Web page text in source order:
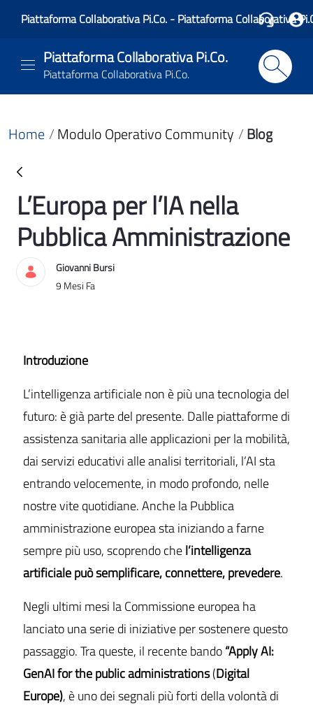
Piattaforma Collaborativa Pi.Co. - Piattaforma Collaborativa
Piattaforma Collaborativa Pi.Co.
Piattaforma Collaborativa Pi.Co.
Home Modulo Operativo Community Blog
BlogL’Europa per l’IA nella
Pubblica Amministrazione
Giovanni Bursi
Data di Pubblicazione
9 Mesi Fa
Introduzione
L’intelligenza artificiale non è più una tecnologia del
futuro: è già parte del presente. Dalle piattaforme di
assistenza sanitaria alle applicazioni per la mobilità,
dai servizi educativi alle analisi territoriali, l’AI sta
entrando velocemente, in modo profondo, nelle
nostre vite quotidiane. Anche la Pubblica
amministrazione europea sta iniziando a farne
sempre più uso, scoprendo chel’intelligenza
artificiale può semplificare, connettere, prevedere.
Negli ultimi mesi la Commissione europea ha
lanciato una serie di iniziative per sostenere questo
passaggio. Tra queste, il recente bando“Apply AI:
GenAI for the public administrations(Digital
Europe), è uno dei segnali più forti della volontà di